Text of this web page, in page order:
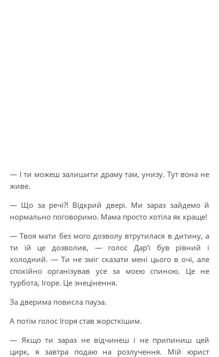
— І ти можеш залишити драму там, унизу. Тут вона не
живе.
— Що за речі?! Відкрий двері. Ми зараз зайдемо й
нормально поговоримо. Мама просто хотіла як краще!
— Твоя мати без мого дозволу втрутилася в дитину, а
ти їй це дозволив, — голос Дар’ї був рівний і
холодний. — Ти не зміг сказати мені цього в очі, але
спокійно організував усе за моєю спиною. Це не
турбота, Ігоре. Це знецінення.
За дверима повисла пауза.
А потім голос Ігоря став жорсткішим.
— Якщо ти зараз не відчинеш і не припиниш цей
цирк, я завтра подаю на розлучення. Мій юрист